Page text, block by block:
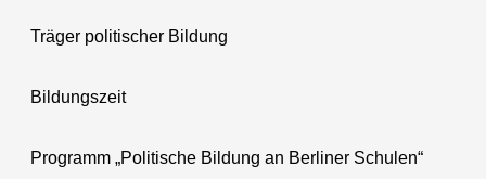
Träger politischer Bildung
Bildungszeit
Programm „Politische Bildung an Berliner Schulen“